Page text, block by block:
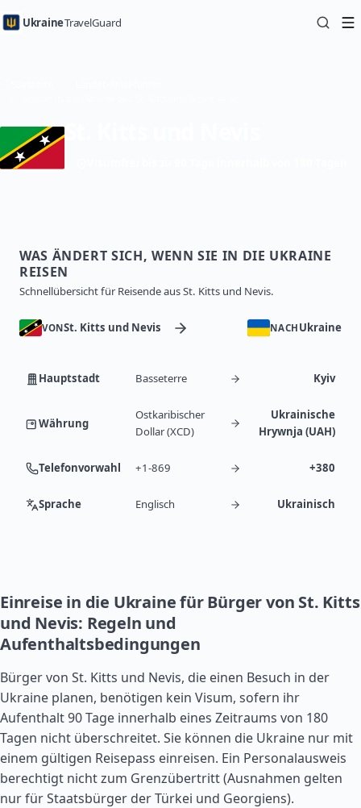
UkraineTravelGuard
WAS ÄNDERT SICH, WENN SIE IN DIE UKRAINE
REISEN
Schnellübersicht für Reisende aus St. Kitts und Nevis.
VONSt. Kitts und Nevis NACH Ukraine
Hauptstadt Basseterre Kyiv
Währung
Ostkaribischer
Dollar (XCD)
Ukrainische
Hrywnja (UAH)
Telefonvorwahl +1-869 +380
Sprache Englisch Ukrainisch
Einreise in die Ukraine für Bürger von St. Kitts
und Nevis: Regeln und
Aufenthaltsbedingungen
Bürger von St. Kitts und Nevis, die einen Besuch in der
Ukraine planen, benötigen kein Visum, sofern ihr
Aufenthalt 90 Tage innerhalb eines Zeitraums von 180
Tagen nicht überschreitet. Sie können die Ukraine nur mit
einem gültigen Reisepass einreisen. Ein Personalausweis
berechtigt nicht zum Grenzübertritt (Ausnahmen gelten
nur für Staatsbürger derTürkei und Georgiens).